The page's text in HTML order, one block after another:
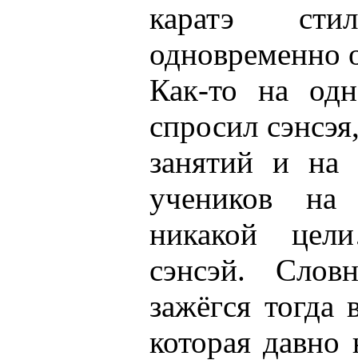
каратэ
одновременно
Как-то на
спросил
занятий и на
учеников
никакой
сэнсэй.
зажёгся
которая давно